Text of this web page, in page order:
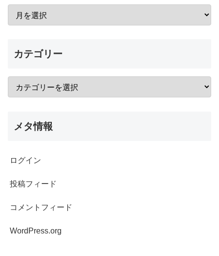
カテゴリー
メタ情報
ログイン
投稿フィード
コメントフィード
WordPress.org